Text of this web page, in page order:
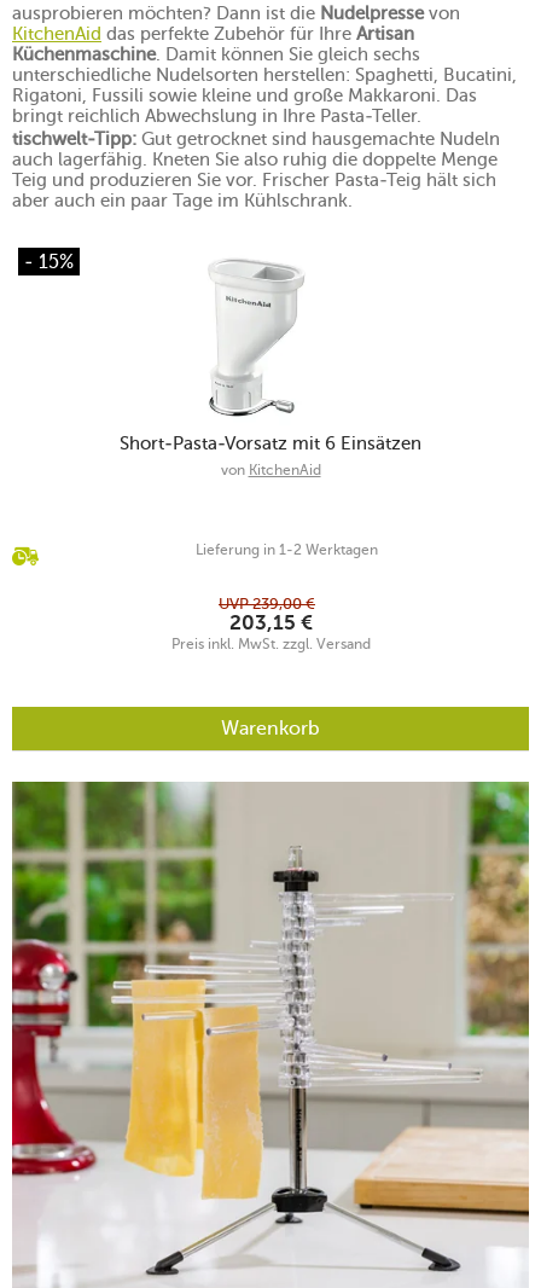
ausprobieren möchten? Dann ist die Nudelpressevon
KitchenAid das perfekte Zubehör für Ihre Artisan
Küchenmaschine. Damit können Sie gleich sechs
unterschiedliche Nudelsorten herstellen: Spaghetti, Bucatini,
Rigatoni, Fussili sowie kleine und große Makkaroni. Das
bringt reichlich Abwechslung in Ihre Pasta-Teller.
tischwelt-Tipp: Gut getrocknet sind hausgemachte Nudeln
auch lagerfähig. Kneten Sie also ruhig die doppelte Menge
Teig und produzieren Sie vor. Frischer Pasta-Teig hält sich
aber auch ein paar Tage im Kühlschrank.
- 15%
Short-Pasta-Vorsatz mit 6 Einsätzen
von KitchenAid
Lieferung in 1-2 Werktagen
UVP239,00 €
203,15 €
Preis inkl. MwSt. zzgl. Versand
Warenkorb